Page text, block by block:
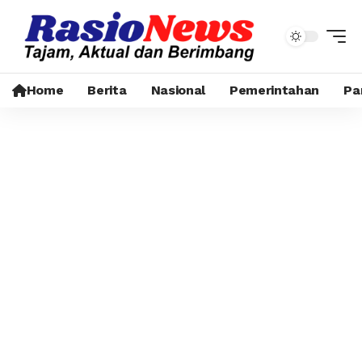
Home Berita Nasional Pemerintahan